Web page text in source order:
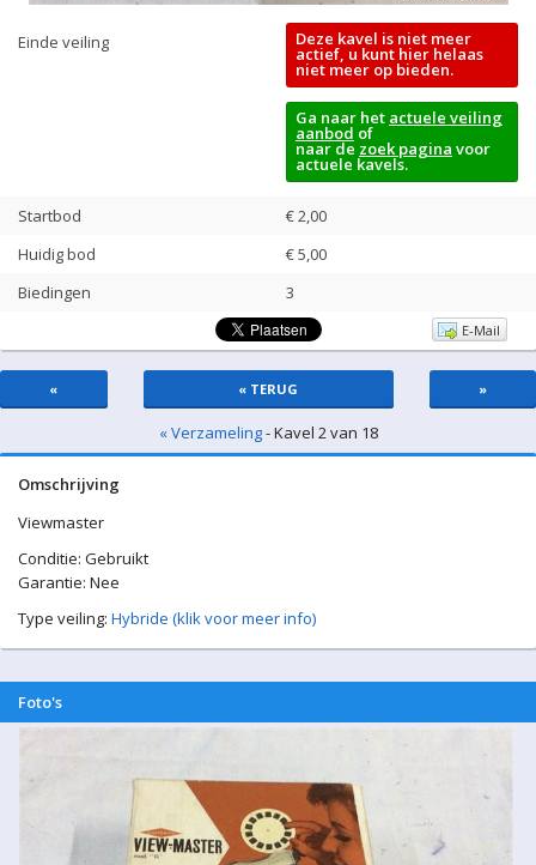
Einde veiling Deze kavel is niet meer
actief, u kunt hier helaas
niet meer op bieden.
Ga naar het actuele veiling
aanbod of
naar de zoek pagina voor
actuele kavels.
Startbod
€ 2,00
Huidig bod
€5,00
Biedingen
3
E-Mail
« « TERUG »
« Verzameling- Kavel 2 van 18
Omschrijving
Viewmaster
Conditie: Gebruikt
Garantie: Nee
Type veiling: Hybride (klik voor meer info)
Foto's